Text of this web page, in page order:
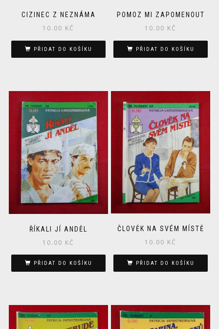
CIZINEC Z NEZNÁMA
10.00 KČ
PŘIDAT DO KOŠÍKU
POMOZ MI ZAPOMENOUT
10.00 KČ
PŘIDAT DO KOŠÍKU
ŘÍKALI JÍ ANDĚL
10.00 KČ
PŘIDAT DO KOŠÍKU
ČLOVĚK NA SVÉM MÍSTĚ
10.00 KČ
PŘIDAT DO KOŠÍKU